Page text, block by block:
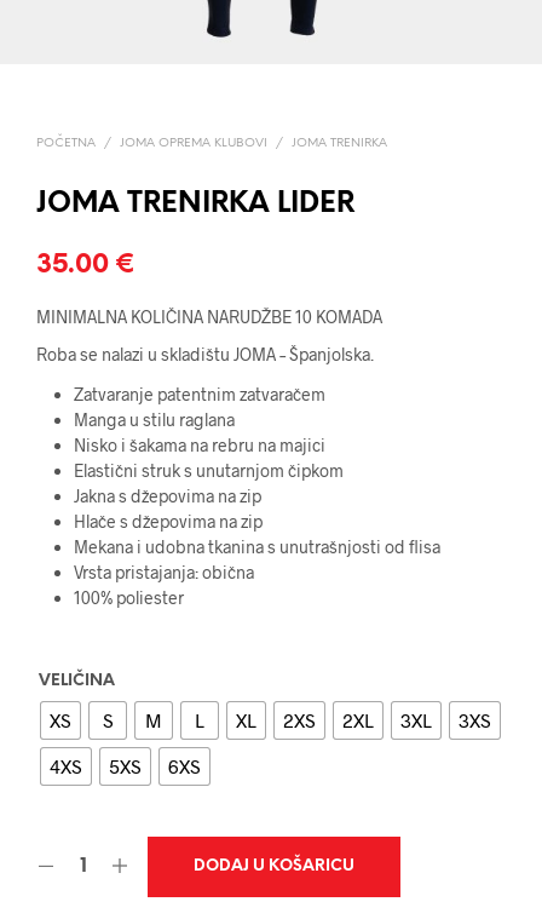
POČETNA / JOMA OPREMA KLUBOVI / JOMA TRENIRKA
JOMA TRENIRKA LIDER
35.00 €
MINIMALNA KOLIČINA NARUDŽBE 10 KOMADA
Roba se nalazi u skladištu JOMA – Španjolska.
Zatvaranje patentnim zatvaračem
Manga u stilu raglana
Nisko i šakama na rebru na majici
Elastični struk s unutarnjom čipkom
Jakna s džepovima na zip
Hlače s džepovima na zip
Mekana i udobna tkanina s unutrašnjosti od flisa
Vrsta pristajanja: obična
100% poliester
VELIČINA
XS S M L XL 2XS 2XL 3XL
3XS
4XS
5XS 6XS
DODAJ U KOŠARICU